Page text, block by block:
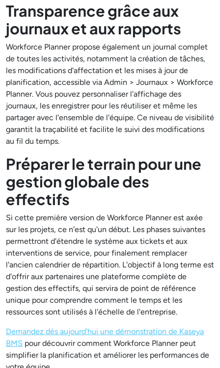
Transparence grâce aux
journaux et aux rapports
Workforce Planner propose également un journal complet
de toutes les activités, notamment la création de tâches,
les modifications d'affectation et les mises à jour de
planification, accessible via Admin > Journaux > Workforce
Planner. Vous pouvez personnaliser l'affichage des
journaux, les enregistrer pour les réutiliser et même les
partager avec l'ensemble de l'équipe. Ce niveau de visibilité
garantit la traçabilité et facilite le suivi des modifications
au fil du temps.
Préparer le terrain pour une
gestion globale des
effectifs
Si cette première version de Workforce Planner est axée
sur les projets, ce n'est qu'un début. Les phases suivantes
permettront d'étendre le système aux tickets et aux
interventions de service, pour finalement remplacer
l'ancien calendrier de répartition. L'objectif à long terme est
d'offrir aux partenaires une plateforme complète de
gestion des effectifs, qui servira de point de référence
unique pour comprendre comment le temps et les
ressources sont utilisés à l'échelle de l'entreprise.
Demandez dès aujourd'hui une démonstration de Kaseya
BMS pour découvrir comment Workforce Planner peut
simplifier la planification et améliorer les performances de